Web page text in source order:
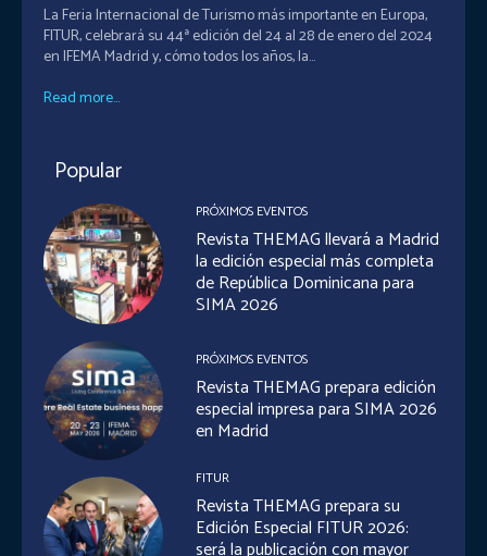
La Feria Internacional de Turismo más importante en Europa,
FITUR, celebrará su 44ª edición del 24 al 28 de enero del 2024
en IFEMA Madrid y, cómo todos los años, la...
Read more...
Popular
PRÓXIMOS EVENTOS
Revista THEMAG llevará a Madrid
la edición especial más completa
de República Dominicana para
SIMA 2026
PRÓXIMOS EVENTOS
Revista THEMAG prepara edición
especial impresa para SIMA 2026
en Madrid
FITUR
Revista THEMAG prepara su
Edición Especial FITUR 2026:
será la publicación con mayor